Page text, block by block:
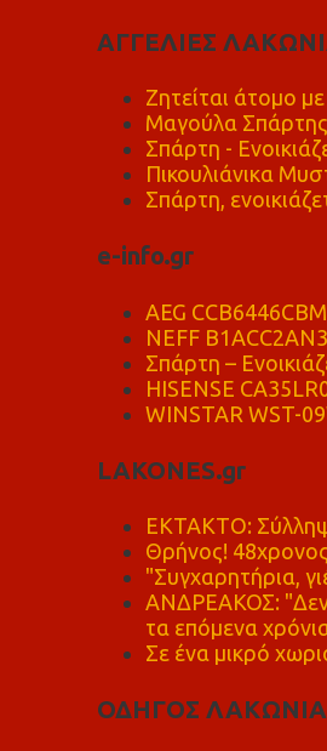
ΑΓΓΕΛΙΕΣ
Ζητείται άτομο
Μαγούλα
Σπάρτη -
Πικουλιάνικα
Σπάρτη,
e-info.gr
AEG
NEFF
Σπάρτη –
HISENSE
WINSTAR WST-
LAKONES.gr
ΕΚΤΑΚΤΟ:
Θρήνος!
"Συγχαρητήρια,
ΑΝΔΡΕΑΚΟΣ: "Δεν
τα επόμενα
Σε ένα μικρό
ΟΔΗΓΟΣ